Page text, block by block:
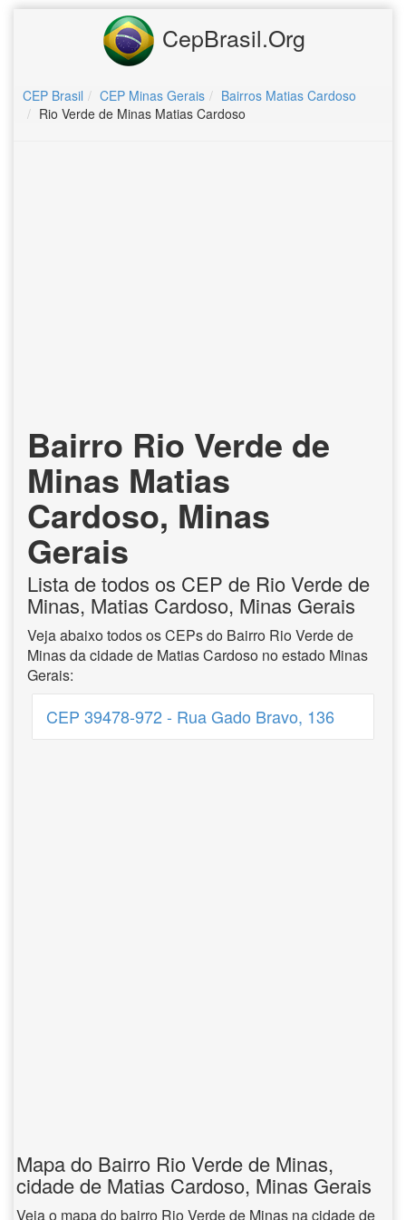
CepBrasil.Org
CEP Brasil CEP Minas Gerais
Bairros Matias Cardoso
Rio Verde de Minas Matias Cardoso
Bairro Rio Verde de
Minas Matias
Cardoso, Minas
Gerais
Lista de todos os CEP de Rio Verde de
Minas, Matias Cardoso, Minas Gerais
Veja abaixo todos os CEPs do Bairro Rio Verde de
Minas da cidade de Matias Cardoso no estado Minas
Gerais:
CEP 39478-972 - Rua Gado Bravo, 136
Mapa do Bairro Rio Verde de Minas,
cidade de Matias Cardoso, Minas Gerais
Veja o mapa do bairro Rio Verde de Minas na cidade de